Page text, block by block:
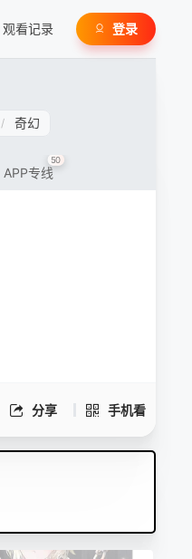
观看记录 登录
/ 奇幻
分享 手机看
APP专线
50